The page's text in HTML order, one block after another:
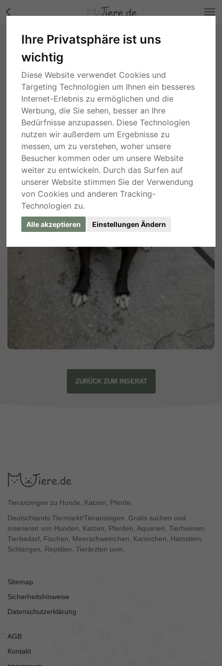
Ihre Privatsphäre ist uns
wichtig
Diese Website verwendet Cookies und
Targeting Technologien um Ihnen ein besseres
Internet-Erlebnis zu ermöglichen und die
Werbung, die Sie sehen, besser an Ihre
Bedürfnisse anzupassen. Diese Technologien
nutzen wir außerdem um Ergebnisse zu
messen, um zu verstehen, woher unsere
Besucher kommen oder um unsere Website
weiter zu entwickeln. Durch das Surfen auf
unserer Website stimmen Sie der Verwendung
von Cookies und anderen Tracking-
Technologien zu.
Alle akzeptieren Einstellungen Ändern
Sylvia, Mischling - Hündin Bilder
Nordrhein-Westfalen
ZURÜCK ZUM INSERAT
Tieranzeigen zu Hunde, Katzen, Pferde.
Deutschlands Tiermarkt/Tieranzeigen. Gratis suchen und
inserieren von Hunden, Katzen, Pferden, Aquarien, Tierheimen,
Tierbedarf, Fischen, Meerschweinchen, Kaninchen, Hamstern,
Schlangen, Reptilien, Tierärzten uvm.
Sitemap
Sicherheitshinweise
Datenschutzerklärung
AGB
Kontakt